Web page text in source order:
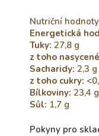
Nutriční
Energetická
Tuky: 27,8 g
z toho
Sacharidy: 2,3 g
z toho cukry:
Bílkoviny: 23,4 g
Sůl: 1,7 g
Pokyny pro